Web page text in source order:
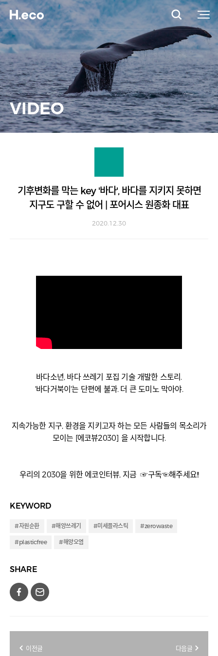
VIDEO
기후변화를 막는 key '바다', 바다를 지키지 못하면
지구도 구할 수 없어 | 포어시스 원종화 대표
2020.12.30
바다소년, 바다 쓰레기 포집 기술 개발한 스토리.
'바다거북이'는 단편에 불과. 더 큰 도미노 막아야.
지속가능한 지구, 환경을 지키고자 하는 모든 사람들의 목소리가
모이는 [에코뷰2030] 을 시작합니다.
우리의 2030을 위한 에코인터뷰, 지금 ☞구독☜해주세요!!
KEYWORD
#자원순환 #해양쓰레기 #미세플라스틱 #zerowaste
#plasticfree #해양오염
SHARE
이전글 다음글